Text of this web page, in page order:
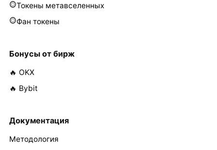
Токены метавселенных
Фан токены
Бонусы от бирж
🔥 OKX
🔥 Bybit
Документация
Методология